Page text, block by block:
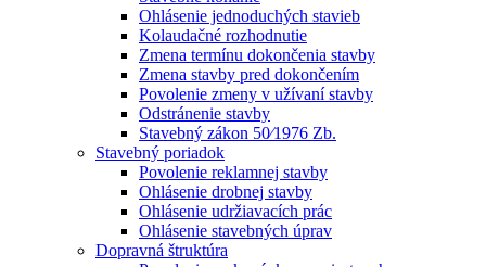
Ohlásenie jednoduchých stavieb
Kolaudačné rozhodnutie
Zmena termínu dokončenia stavby
Zmena stavby pred dokončením
Povolenie zmeny v užívaní stavby
Odstránenie stavby
Stavebný zákon 50⁄1976 Zb.
Stavebný poriadok
Povolenie reklamnej stavby
Ohlásenie drobnej stavby
Ohlásenie udržiavacích prác
Ohlásenie stavebných úprav
Dopravná štruktúra